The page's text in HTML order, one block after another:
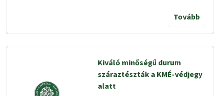
Tovább
Kiváló minőségű durum
száraztészták a KMÉ-védjegy
alatt